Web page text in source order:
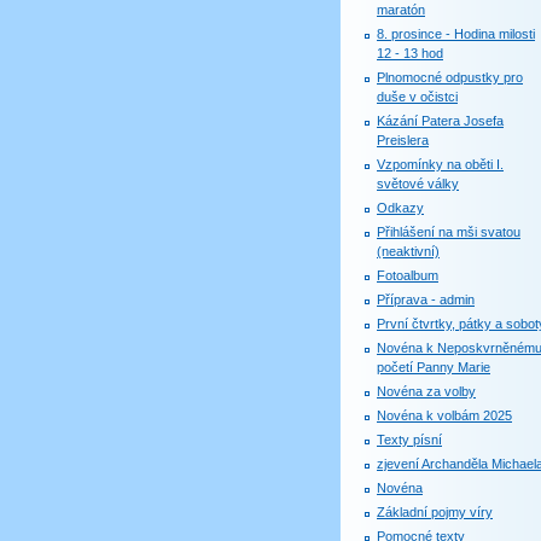
maratón
8. prosince - Hodina milosti
12 - 13 hod
Plnomocné odpustky pro
duše v očistci
Kázání Patera Josefa
Preislera
Vzpomínky na oběti I.
světové války
Odkazy
Přihlášení na mši svatou
(neaktivní)
Fotoalbum
Příprava - admin
První čtvrtky, pátky a
Novéna k Neposkvrněnému
početí Panny Marie
Novéna za volby
Novéna k volbám 2025
Texty písní
zjevení Archanděla
Novéna
Základní pojmy víry
Pomocné texty